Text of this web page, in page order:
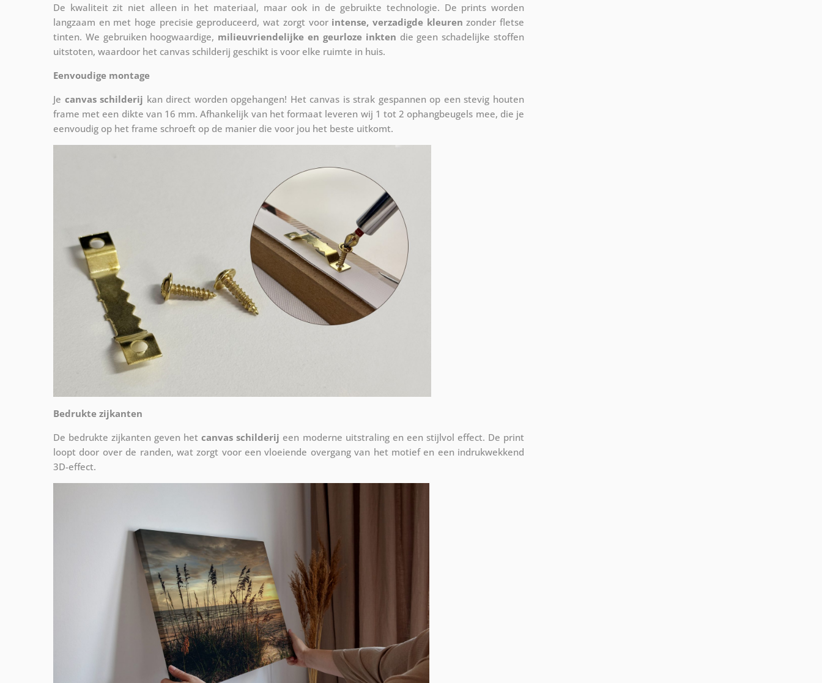
De kwaliteit zit niet alleen in het materiaal, maar ook in de gebruikte technologie. De prints worden
langzaam en met hoge precisie geproduceerd, wat zorgt voor intense, verzadigde kleuren zonder fletse
tinten. We gebruiken hoogwaardige, milieuvriendelijke en geurloze inkten die geen schadelijke stoffen
uitstoten, waardoor het canvas schilderij geschikt is voor elke ruimte in huis.
Eenvoudige montage
Je canvas schilderij kan direct worden opgehangen! Het canvas is strak gespannen op een stevig houten
frame met een dikte van 16 mm. Afhankelijk van het formaat leveren wij 1 tot 2 ophangbeugels mee, die je
eenvoudig op het frame schroeft op de manier die voor jou het beste uitkomt.
Bedrukte zijkanten
De bedrukte zijkanten geven hetcanvas schilderij een moderne uitstraling en een stijlvol effect. De print
loopt door over de randen, wat zorgt voor een vloeiende overgang van het motief en een indrukwekkend
3D-effect.